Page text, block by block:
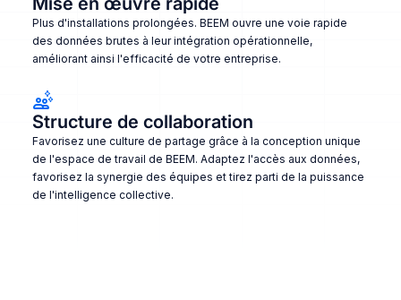
Plus d'installations prolongées. BEEM ouvre une voie rapide
des données brutes à leur intégration opérationnelle,
améliorant ainsi l'efficacité de votre entreprise.
Structure de collaboration
Favorisez une culture de partage grâce à la conception unique
de l'espace de travail de BEEM. Adaptez l'accès aux données,
favorisez la synergie des équipes et tirez parti de la puissance
de l'intelligence collective.